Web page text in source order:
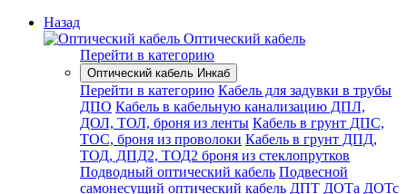
Назад
Оптический кабель
Перейти в категорию
Оптический кабель Инкаб
Перейти в категорию Кабель для задувки в трубы
ДПО Кабель в кабельную канализацию ДПЛ,
ДОЛ, ТОЛ, броня из ленты Кабель в грунт ДПС,
ТОС, броня из проволоки Кабель в грунт ДПД,
ТОД, ДПД2, ТОД2 броня из стеклопрутков
Подводный оптический кабель Подвесной
самонесущий оптический кабель ДПТ ДОТа ДОТс